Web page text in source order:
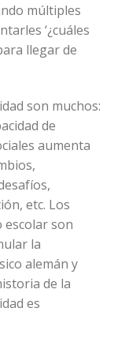
múltiples
‘¿cuáles
llegar de
son muchos:
de
aumenta
etc. Los
escolar son
la
alemán y
de la
es